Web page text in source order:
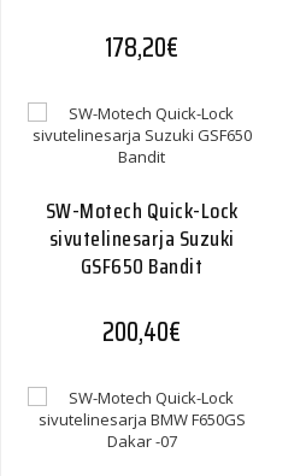
178,20€
SW-Motech Quick-Lock
sivutelinesarja Suzuki
GSF650 Bandit
200,40€